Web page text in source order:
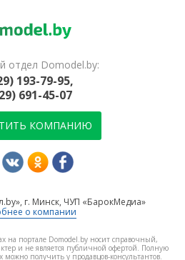
отдел Domodel.by:
193-79-95,
691-45-07
КОМПАНИЮ
г. Минск, ЧУП «БарокМедиа»
о компании
на портале Domodel.by носит справочный,
и не является публичной офертой. Полную
можно получить у продавцов-консультантов.